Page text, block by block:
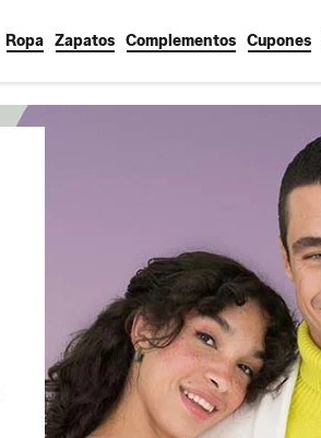
Ropa Zapatos Complementos Cupones